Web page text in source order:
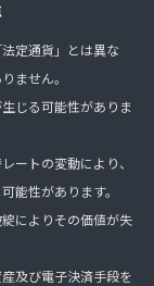
定通貨」とは異な
ません。
じる可能性がありま
ートの変動により、
能性があります。
によりその価値が失
及び電子決済手段を